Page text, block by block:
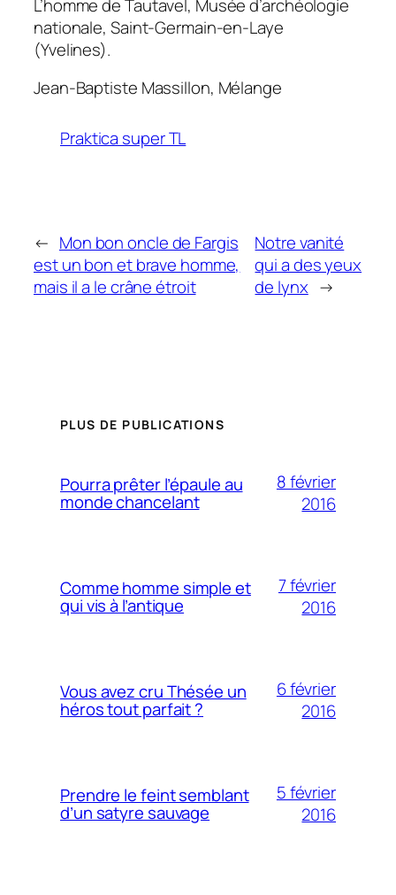
L’homme de Tautavel, Musée d’archéologie
nationale, Saint-Germain-en-Laye
(Yvelines).
Jean-Baptiste Massillon, Mélange
Praktica super TL
← Mon bon oncle de Fargis
est un bon et brave homme,
mais il a le crâne étroit
Notre vanité
qui a des yeux
de lynx →
PLUS DE PUBLICATIONS
Pourra prêter l’épaule au
monde chancelant
8 février
2016
Comme homme simple et
qui vis à l’antique
7 février
2016
Vous avez cru Thésée un
héros tout parfait ?
6 février
2016
Prendre le feint semblant
d’un satyre sauvage
5 février
2016